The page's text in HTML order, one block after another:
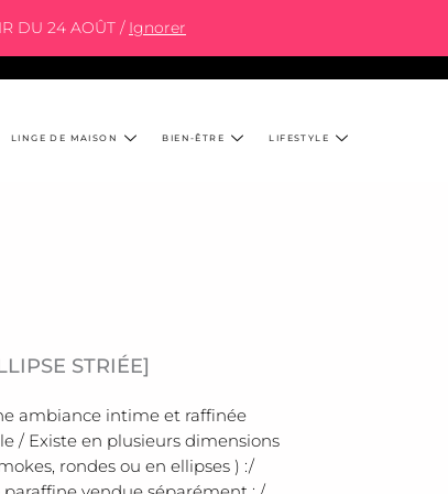
DU 24 AOÛT / Ignorer
LINGE DE MAISON BIEN-ÊTRE LIFESTYLE
STRIÉE]
ambiance intime et raffinée
/ Existe en plusieurs dimensions
rondes ou en ellipses ) :/